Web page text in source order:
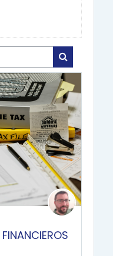
Search